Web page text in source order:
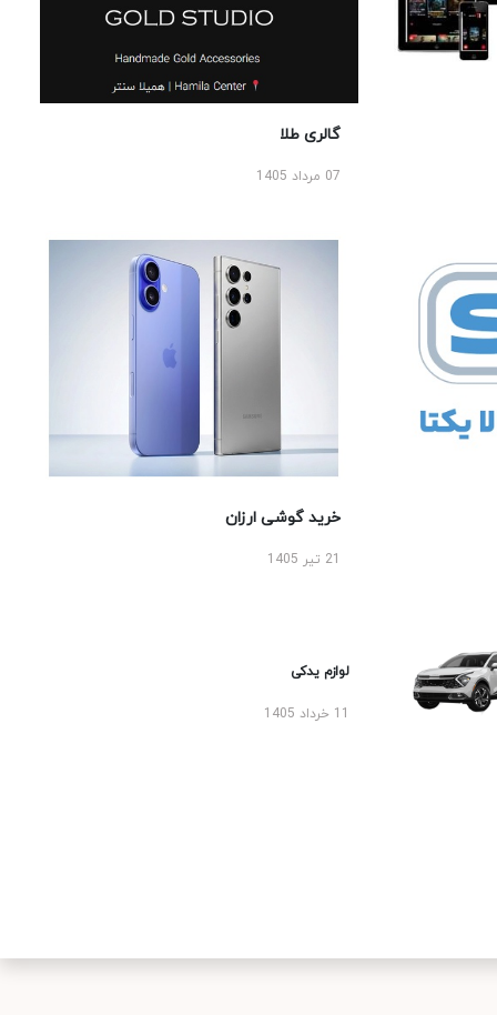
گالری طلا
07 مرداد 1405
خرید گوشی ارزان
لوازم یدکی